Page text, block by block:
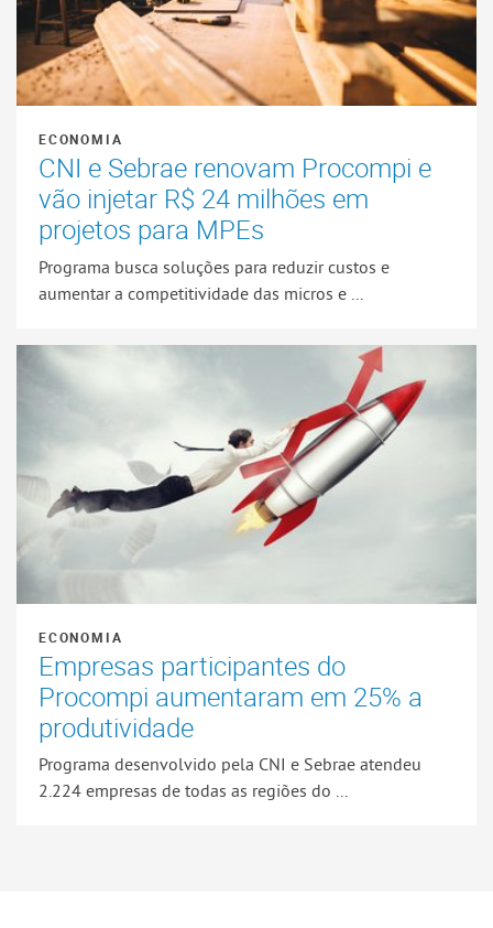
ECONOMIA
CNI e Sebrae renovam Procompi e
vão injetar R$ 24 milhões em
projetos para MPEs
Programa busca soluções para reduzir custos e
aumentar a competitividade das micros e ...
ECONOMIA
Empresas participantes do
Procompi aumentaram em 25% a
produtividade
Programa desenvolvido pela CNI e Sebrae atendeu
2.224 empresas de todas as regiões do ...